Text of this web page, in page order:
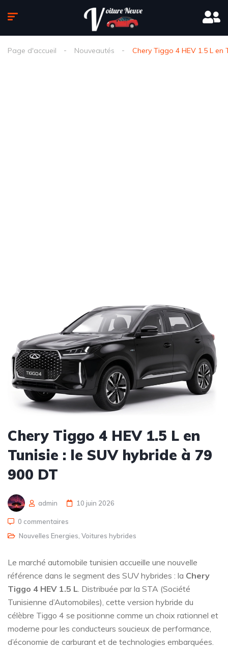
Page d'accueil Nouveautés Chery Tiggo 4 HEV 1.5 L en
Chery Tiggo 4 HEV 1.5 L en
Tunisie : le SUV hybride à 79
900 DT
admin 10 juin 2026
0 commentaires
Nouvelles Energies Voitures hybrides
Le marché automobile tunisien accueille une nouvelle
référence dans le segment des SUV hybrides : la Chery
Tiggo 4 HEV 1.5 L . Distribuée par la STA (Société
Tunisienne d’Automobiles), cette version hybride du
célèbre Tiggo 4 se positionne comme un choix rationnel et
moderne pour les conducteurs soucieux de performance,
d’économie de carburant et de technologies embarquées.